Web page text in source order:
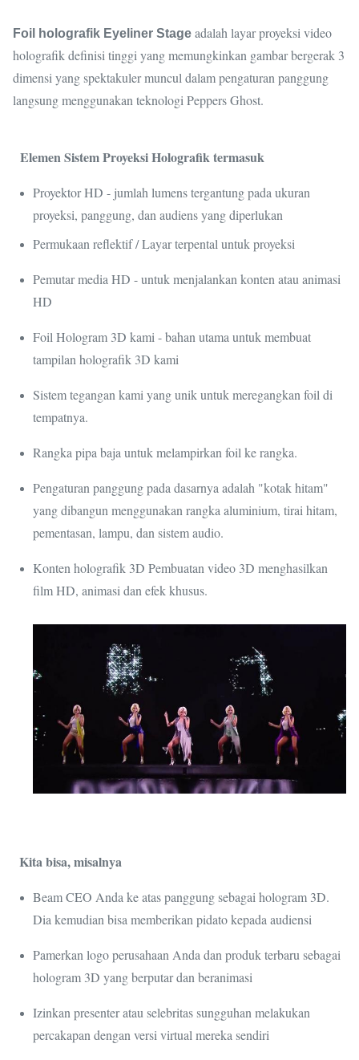
Foil holografik Eyeliner Stage adalah layar proyeksi video
holografik definisi tinggi yang memungkinkan gambar bergerak 3
dimensi yang spektakuler muncul dalam pengaturan panggung
langsung menggunakan teknologi Peppers Ghost.
Elemen Sistem Proyeksi Holografik termasuk
Proyektor HD - jumlah lumens tergantung pada ukuran
proyeksi, panggung, dan audiens yang diperlukan
Permukaan reflektif / Layar terpental untuk proyeksi
Pemutar media HD - untuk menjalankan konten atau animasi
HD
Foil Hologram 3D kami - bahan utama untuk membuat
tampilan holografik 3D kami
Sistem tegangan kami yang unik untuk meregangkan foil di
tempatnya.
Rangka pipa baja untuk melampirkan foil ke rangka.
Pengaturan panggung pada dasarnya adalah "kotak hitam"
yang dibangun menggunakan rangka aluminium, tirai hitam,
pementasan, lampu, dan sistem audio.
Konten holografik 3D Pembuatan video 3D menghasilkan
film HD, animasi dan efek khusus.
Kita bisa, misalnya
Beam CEO Anda ke atas panggung sebagai hologram 3D.
Dia kemudian bisa memberikan pidato kepada audiensi
Pamerkan logo perusahaan Anda dan produk terbaru sebagai
hologram 3D yang berputar dan beranimasi
Izinkan presenter atau selebritas sungguhan melakukan
percakapan dengan versi virtual mereka sendiri